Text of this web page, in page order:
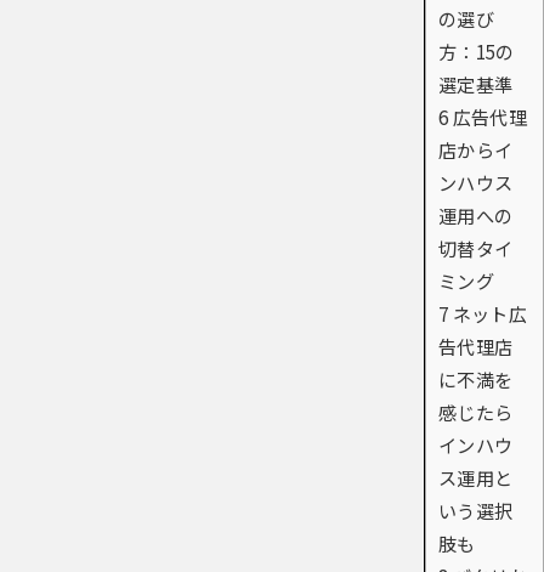
の選び
方：15の
選定基準
6 広告代理
店からイ
ンハウス
運用への
切替タイ
ミング
7 ネット広
告代理店
に不満を
感じたら
インハウ
ス運用と
いう選択
肢も